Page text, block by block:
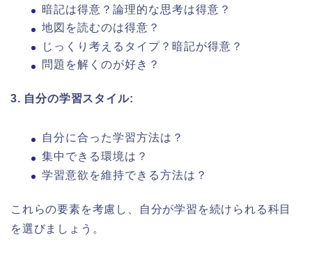
暗記は得意？論理的な思考は得意？
地図を読むのは得意？
じっくり考えるタイプ？暗記が得意？
問題を解くのが好き？
3. 自分の学習スタイル:
自分に合った学習方法は？
集中できる環境は？
学習意欲を維持できる方法は？
これらの要素を考慮し、自分が学習を続けられる科目
を選びましょう。